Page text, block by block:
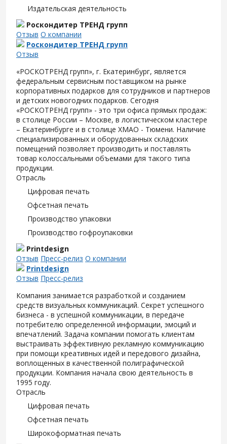
Издательская деятельность
Роскондитер ТРЕНД групп
Отзыв О компании
Роскондитер ТРЕНД групп
Отзыв
«РОСКОТРЕНД групп», г. Екатеринбург, является
федеральным сервисным поставщиком на рынке
корпоративных подарков для сотрудников и партнеров
и детских новогодних подарков. Сегодня
«РОСКОТРЕНД групп» - это три офиса прямых продаж:
в столице России – Москве, в логистическом кластере
– Екатеринбурге и в столице ХМАО - Тюмени. Наличие
специализированных и оборудованных складских
помещений позволяет производить и поставлять
товар колоссальными объемами для такого типа
продукции.
Отрасль
Цифровая печать
Офсетная печать
Производство упаковки
Производство гофроупаковки
Printdesign
Отзыв Пресс-релиз О компании
Printdesign
Отзыв Пресс-релиз
Компания занимается разработкой и созданием
средств визуальных коммуникаций. Секрет успешного
бизнеса - в успешной коммуникации, в передаче
потребителю определенной информации, эмоций и
впечатлений. Задача компании помогать клиентам
выстраивать эффективную рекламную коммуникацию
при помощи креативных идей и передового дизайна,
воплощенных в качественной полиграфической
продукции. Компания начала свою деятельность в
1995 году.
Отрасль
Цифровая печать
Офсетная печать
Широкоформатная печать